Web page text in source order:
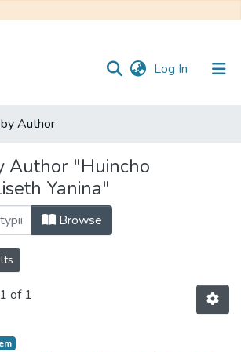
Log In (current)
Author
Author "Huincho
Yanina"
Browse
of 1